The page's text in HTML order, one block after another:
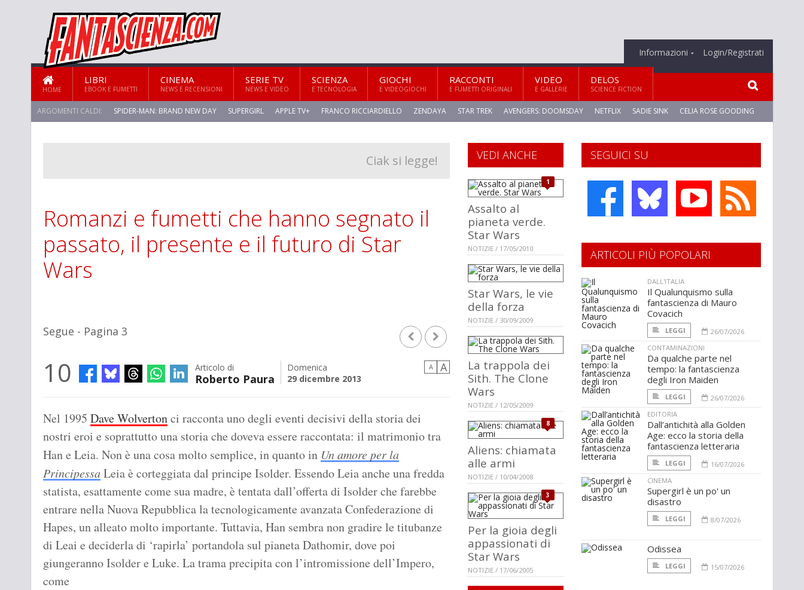
Informazioni Login/Registrati
HOME
LIBRI
EBOOK E FUMETTI
CINEMA
NEWS E RECENSIONI
SERIE TV
NEWS E VIDEO
SCIENZA
E TECNOLOGIA
GIOCHI
E VIDEOGIOCHI
RACCONTI
E FUMETTI ORIGINALI
VIDEO
E GALLERIE
DELOS
SCIENCE FICTION
ARGOMENTI CALDI: SPIDER-MAN: BRAND NEW DAY SUPERGIRL APPLE TV+ FRANCO RICCIARDIELLO ZENDAYA STAR TREK AVENGERS: DOOMSDAY NETFLIX SADIE SINK CELIA ROSE GOODING
Ciak si legge!
Romanzi e fumetti che hanno segnato il
passato, il presente e il futuro di Star
Wars
Segue - Pagina 3
10 Articolo di
Roberto Paura
Domenica
29 dicembre 2013
A A
Nel 1995 Dave Wolvertonci racconta uno degli eventi decisivi della storia dei
nostri eroi e soprattutto una storia che doveva essere raccontata: il matrimonio tra
Han e Leia. Non è una cosa molto semplice, in quanto in Un amore per la
PrincipessaLeia è corteggiata dal principe Isolder. Essendo Leia anche una fredda
statista, esattamente come sua madre, è tentata dall’offerta di Isolder che farebbe
entrare nella Nuova Repubblica la tecnologicamente avanzata Confederazione di
Hapes, un alleato molto importante. Tuttavia, Han sembra non gradire le titubanze
di Leai e deciderla di ‘rapirla’ portandola sul pianeta Dathomir, dove poi
giungeranno Isolder e Luke. La trama precipita con l’intromissione dell’Impero,
come
SEGUICI SU
VEDI ANCHE
1
Assalto al
pianeta verde.
Star Wars
NOTIZIE / 17/05/2010
Star Wars, le vie
della forza
NOTIZIE / 30/09/2009
La trappola dei
Sith. The Clone
Wars
NOTIZIE / 12/05/2009
8
Aliens: chiamata
alle armi
NOTIZIE / 10/04/2008
3
Per la gioia degli
appassionati di
Star Wars
NOTIZIE / 17/06/2005
ARTICOLI PIÙ POPOLARI
DALL'ITALIA
Il Qualunquismo sulla
fantascienza di Mauro
Covacich
LEGGI
26/07/2026
CONTAMINAZIONI
Da qualche parte nel
tempo: la fantascienza
degli Iron Maiden
LEGGI
26/07/2026
EDITORIA
Dall’antichità alla Golden
Age: ecco la storia della
fantascienza letteraria
LEGGI
16/07/2026
CINEMA
Supergirl è un po' un
disastro
LEGGI 8/07/2026
Odissea
LEGGI 15/07/2026